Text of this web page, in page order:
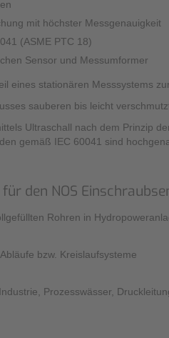
Ex-
mit höchster Messgenauigkeit
(ASME PTC 18)
Sensor und Messumformer
eines stationären Messsystems
sauberen bis leicht
Ultraschall nach dem Prinzip
gemäß IEC 60041 sind
den NOS
Rohren in
bzw. Kreislaufsysteme
Prozesswässer,